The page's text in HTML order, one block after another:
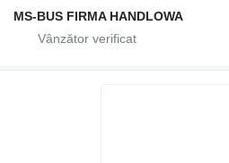
MS-BUS FIRMA HANDLOWA